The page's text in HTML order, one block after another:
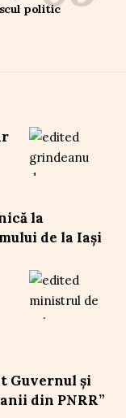
politic
la
de la Iași
Guvernul și
din PNRR”